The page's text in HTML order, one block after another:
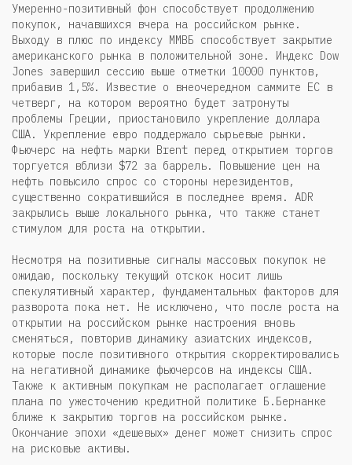
Умеренно-позитивный фон способствует продолжению
покупок, начавшихся вчера на российском рынке.
Выходу в плюс по индексу ММВБ способствует закрытие
американского рынка в положительной зоне. Индекс Dow
Jones завершил сессию выше отметки 10000 пунктов,
прибавив 1,5%. Известие о внеочередном саммите ЕС в
четверг, на котором вероятно будет затронуты
проблемы Греции, приостановило укрепление доллара
США. Укрепление евро поддержало сырьевые рынки.
Фьючерс на нефть марки Brent перед открытием торгов
торгуется вблизи $72 за баррель. Повышение цен на
нефть повысило спрос со стороны нерезидентов,
существенно сократившийся в последнее время. ADR
закрылись выше локального рынка, что также станет
стимулом для роста на открытии.
Несмотря на позитивные сигналы массовых покупок не
ожидаю, поскольку текущий отскок носит лишь
спекулятивный характер, фундаментальных факторов для
разворота пока нет. Не исключено, что после роста на
открытии на российском рынке настроения вновь
сменяться, повторив динамику азиатских индексов,
которые после позитивного открытия скорректировались
на негативной динамике фьючерсов на индексы США.
Также к активным покупкам не располагает оглашение
плана по ужесточению кредитной политике Б.Бернанке
ближе к закрытию торгов на российском рынке.
Окончание эпохи «дешевых» денег может снизить спрос
на рисковые активы.